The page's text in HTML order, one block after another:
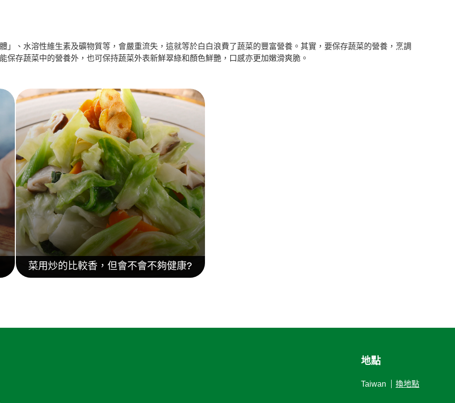
」、水溶性維生素及礦物質等，會嚴重流失，這就等於白白浪費了蔬菜的豐富營養。其實，要保存蔬菜的營養，烹調
保存蔬菜中的營養外，也可保持蔬菜外表新鮮翠綠和顏色鮮艷，口感亦更加嫩滑爽脆。
菜用炒的比較香，但會不會不夠健康?
地點
Taiwan 換地點